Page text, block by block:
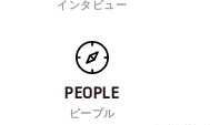
インタビュー
PEOPLE
ピープル